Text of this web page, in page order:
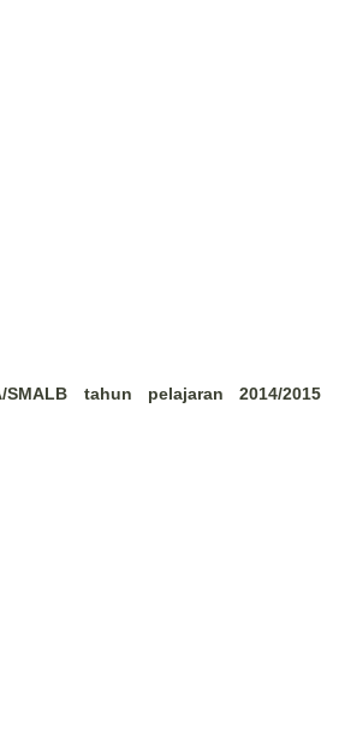
tahun pelajaran 2014/2015